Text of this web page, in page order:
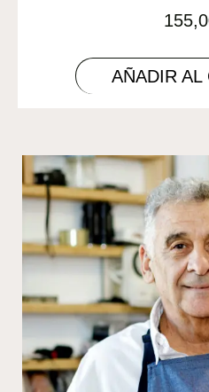
AÑADIR AL